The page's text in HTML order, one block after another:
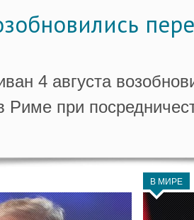
4 августа
Риме при
В МИРЕ